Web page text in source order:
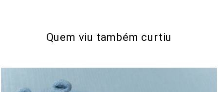
Quem viu também curtiu